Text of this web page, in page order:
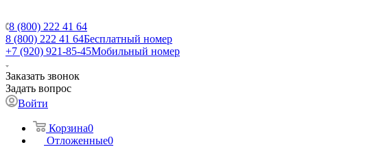
8 (800) 222 41 64
8 (800) 222 41 64Бесплатный номер
+7 (920) 921-85-45Мобильный номер
Заказать звонок
Задать вопрос
Войти
Корзина0
Отложенные0